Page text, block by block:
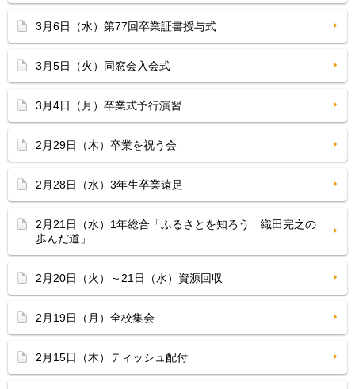
3月6日（水）第77回卒業証書授与式
3月5日（火）同窓会入会式
3月4日（月）卒業式予行演習
2月29日（木）卒業を祝う会
2月28日（水）3年生卒業遠足
2月21日（水）1年総合「ふるさとを知ろう 織田完之の
歩んだ道」
2月20日（火）～21日（水）資源回収
2月19日（月）全校集会
2月15日（木）ティッシュ配付